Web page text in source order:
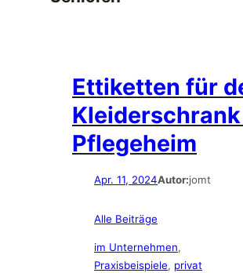
Ettiketten für
Pflegeheim
Apr. 11, 2024Autor:jomt
Alle Beiträge
im Unternehmen
Praxisbeispiele, privat